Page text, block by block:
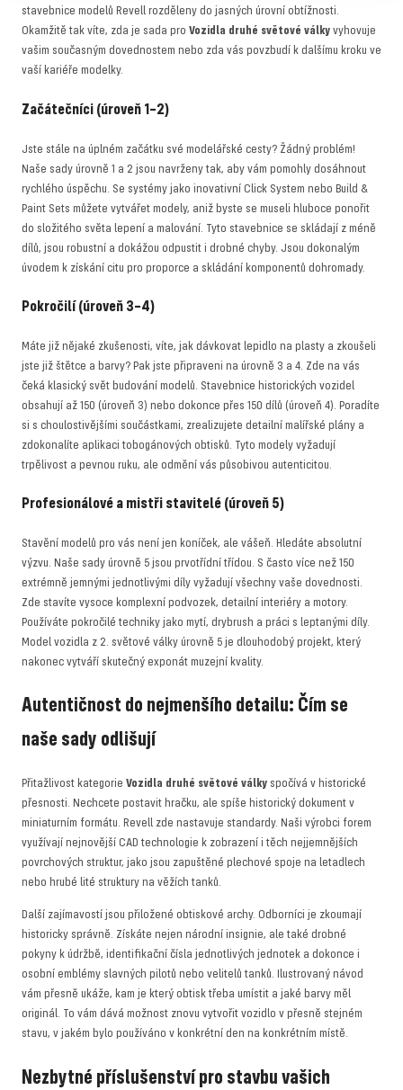
stavebnice modelů Revell rozděleny do jasných úrovní obtížnosti.
Okamžitě tak víte, zda je sada pro Vozidla druhé světové válkyvyhovuje
vašim současným dovednostem nebo zda vás povzbudí k dalšímu kroku ve
vaší kariéře modelky.
Začátečníci (úroveň 1–2)
Jste stále na úplném začátku své modelářské cesty? Žádný problém!
Naše sady úrovně 1 a 2 jsou navrženy tak, aby vám pomohly dosáhnout
rychlého úspěchu. Se systémy jako inovativní Click System nebo Build &
Paint Sets můžete vytvářet modely, aniž byste se museli hluboce ponořit
do složitého světa lepení a malování. Tyto stavebnice se skládají z méně
dílů, jsou robustní a dokážou odpustit i drobné chyby. Jsou dokonalým
úvodem k získání citu pro proporce a skládání komponentů dohromady.
Pokročilí (úroveň 3–4)
Máte již nějaké zkušenosti, víte, jak dávkovat lepidlo na plasty a zkoušeli
jste již štětce a barvy? Pak jste připraveni na úrovně 3 a 4. Zde na vás
čeká klasický svět budování modelů. Stavebnice historických vozidel
obsahují až 150 (úroveň 3) nebo dokonce přes 150 dílů (úroveň 4). Poradíte
si s choulostivějšími součástkami, zrealizujete detailní malířské plány a
zdokonalíte aplikaci tobogánových obtisků. Tyto modely vyžadují
trpělivost a pevnou ruku, ale odmění vás působivou autenticitou.
Profesionálové a mistři stavitelé (úroveň 5)
Stavění modelů pro vás není jen koníček, ale vášeň. Hledáte absolutní
výzvu. Naše sady úrovně 5 jsou prvotřídní třídou. S často více než 150
extrémně jemnými jednotlivými díly vyžadují všechny vaše dovednosti.
Zde stavíte vysoce komplexní podvozek, detailní interiéry a motory.
Používáte pokročilé techniky jako mytí, drybrush a práci s leptanými díly.
Model vozidla z 2. světové války úrovně 5 je dlouhodobý projekt, který
nakonec vytváří skutečný exponát muzejní kvality.
Autentičnost do nejmenšího detailu: Čím se
naše sady odlišují
Přitažlivost kategorie Vozidla druhé světové války spočívá v historické
přesnosti. Nechcete postavit hračku, ale spíše historický dokument v
miniaturním formátu. Revell zde nastavuje standardy. Naši výrobci forem
využívají nejnovější CAD technologie k zobrazení i těch nejjemnějších
povrchových struktur, jako jsou zapuštěné plechové spoje na letadlech
nebo hrubé lité struktury na věžích tanků.
Další zajímavostí jsou přiložené obtiskové archy. Odborníci je zkoumají
historicky správně. Získáte nejen národní insignie, ale také drobné
pokyny k údržbě, identifikační čísla jednotlivých jednotek a dokonce i
osobní emblémy slavných pilotů nebo velitelů tanků. Ilustrovaný návod
vám přesně ukáže, kam je který obtisk třeba umístit a jaké barvy měl
originál. To vám dává možnost znovu vytvořit vozidlo v přesně stejném
stavu, v jakém bylo používáno v konkrétní den na konkrétním místě.
Nezbytné příslušenství pro stavbu vašich